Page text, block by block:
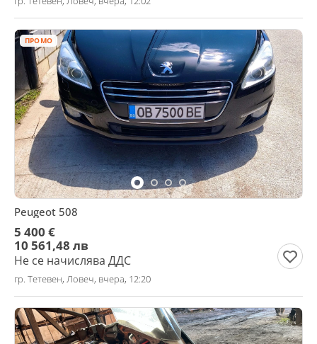
ПРОМО
Peugeot 508
5 400 €
10 561,48 лв
Не се начислява ДДС
гр. Тетевен, Ловеч, вчера, 12:20